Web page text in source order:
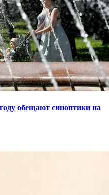
обещают синоптики на